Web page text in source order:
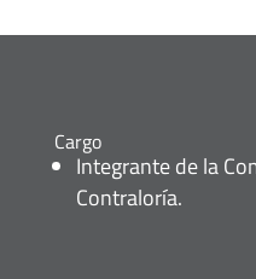
Cargo
Integrante de la
Contraloría.